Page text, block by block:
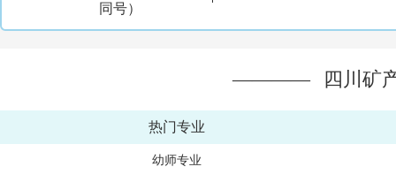
同号）
———— 四川矿
热门专业
幼师专业